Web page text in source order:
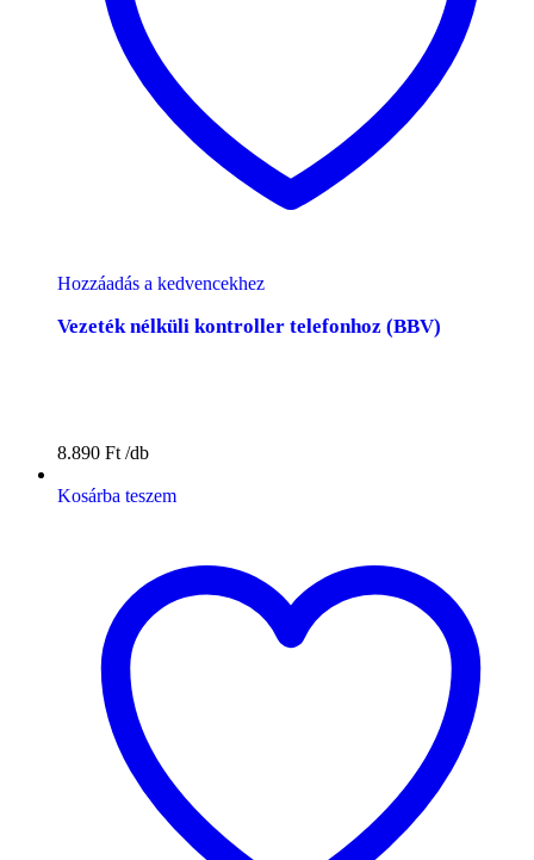
Hozzáadás a kedvencekhez
Vezeték nélküli kontroller telefonhoz (BBV)
8.890 Ft
Kosárba teszem